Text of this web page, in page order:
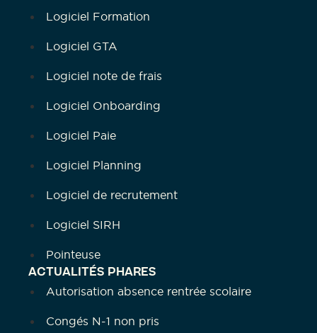
Logiciel Formation
Logiciel GTA
Logiciel note de frais
Logiciel Onboarding
Logiciel Paie
Logiciel Planning
Logiciel de recrutement
Logiciel SIRH
Pointeuse
ACTUALITÉS PHARES
Autorisation absence rentrée scolaire
Congés N-1 non pris